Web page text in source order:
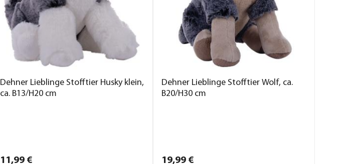
Dehner Lieblinge Stofftier Husky klein,
ca. B13/H20 cm
11,99€
Dehner Lieblinge Stofftier Wolf, ca.
B20/H30 cm
19,99 €